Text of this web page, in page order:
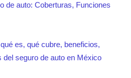
de auto: Coberturas, Funciones
es, qué cubre, beneficios,
seguro de auto en México